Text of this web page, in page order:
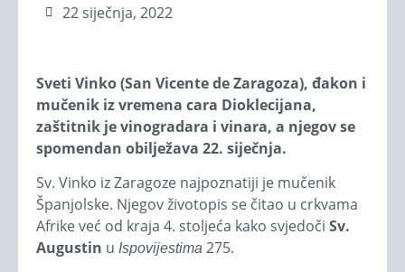
22 siječnja, 2022
Sveti Vinko (San Vicente de Zaragoza), đakon i
mučenik iz vremena cara Dioklecijana,
zaštitnik je vinogradara i vinara, a njegov se
spomendan obilježava 22. siječnja.
Sv. Vinko iz Zaragoze najpoznatiji je mučenik
Španjolske. Njegov životopis se čitao u crkvama
Afrike već od kraja 4. stoljeća kako svjedoči Sv.
Augustin u Ispovijestima 275.